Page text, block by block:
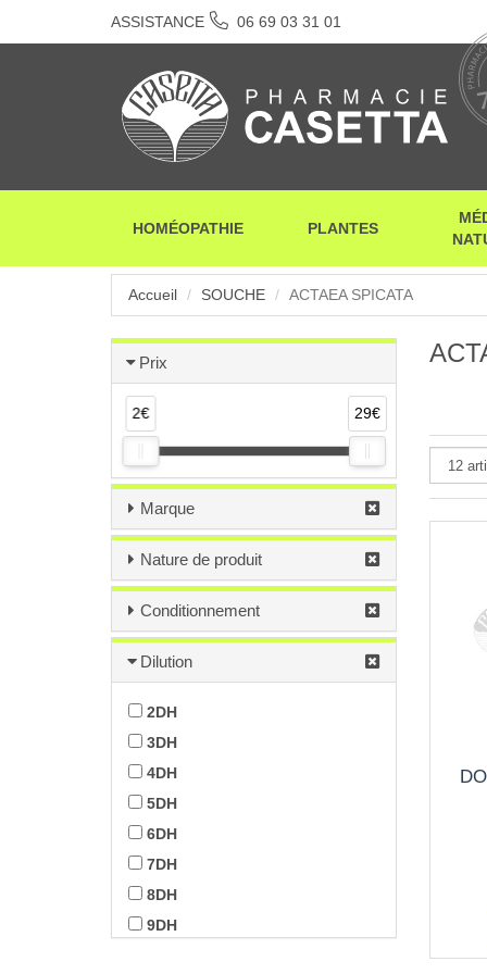
ASSISTANCE 06 69 03 31 01
HOMÉOPATHIE PLANTES
Accueil SOUCHE ACTAEA SPICATA
Prix
2€ 29€
Marque
Nature de produit
Conditionnement
Dilution
2DH
3DH
4DH
5DH
6DH
7DH
8DH
9DH